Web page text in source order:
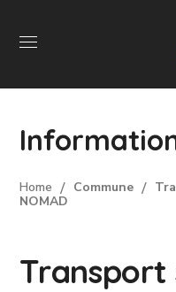
Home Commune
NOMAD
Transport